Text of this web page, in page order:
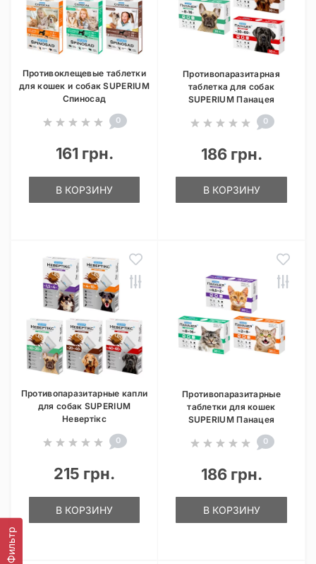
Фильтр
Противоклещевые таблетки
для кошек и собак SUPERIUM
Спиносад
0
161 грн.
В КОРЗИНУ
Противопаразитарная
таблетка для собак
SUPERIUM Панацея
0
186 грн.
В КОРЗИНУ
Противопаразитарные капли
для собак SUPERIUM
Невертікс
0
215 грн.
В КОРЗИНУ
Противопаразитарные
таблетки для кошек
SUPERIUM Панацея
0
186 грн.
В КОРЗИНУ